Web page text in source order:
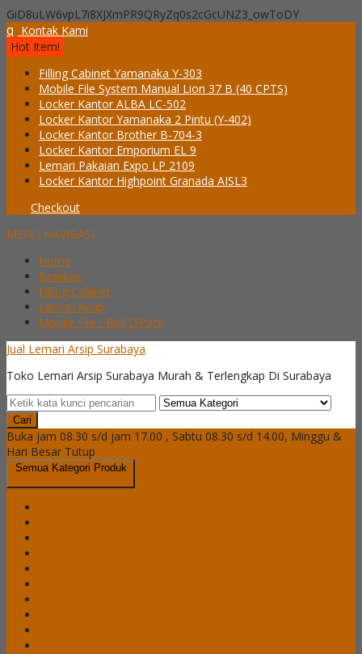
GiD8uLW6vpL7i8XJXmPR9QRyZq0s2cGcUNZ3_owToDY
q Kontak Kami
Hot Item!
Filling Cabinet Yamanaka Y-303
Mobile File System Manual Lion 37 B (40 CPTS)
Locker Kantor ALBA LC-502
Locker Kantor Yamanaka 2 Pintu (Y-402)
Locker Kantor Brother B-704-3
Locker Kantor Emporium EL 9
Lemari Pakaian Expo LP 2109
Locker Kantor Highpoint Granada AISL3
Checkout
MENU NAVIGASI
Home
Brankas
Filling Cabinet
Lemari Arsip
Mobile File / Roll O’Pack
Jual Lemari Arsip Surabaya
Toko Lemari Arsip Surabaya Murah & Terlengkap Di Surabaya
Cari
Buka jam 08.30 s/d jam 17.00 , Sabtu 08.30 s/d 14.00, Minggu &
Hari Besar Tutup
Semua Kategori Produk